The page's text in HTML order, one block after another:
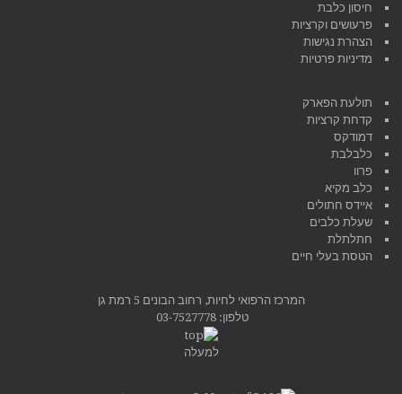
חיסון כלבת
פרעושים וקרציות
הצהרת נגישות
מדיניות פרטיות
תולעת הפארק
קדחת קרציות
דמודקס
כלבלבת
פרוו
כלב מקיא
איידס חתולים
שעלת כלבים
חתלתלת
הטסת בעלי חיים
המרכז הרפואי לחיות, רחוב הבונים 5 רמת גן
טלפון: 03-7527778
למעלה